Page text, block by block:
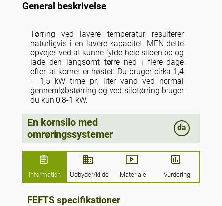
General beskrivelse
Tørring ved lavere temperatur resulterer
naturligvis i en lavere kapacitet, MEN dette
opvejes ved at kunne fylde hele siloen op og
lade den langsomt tørre ned i flere dage
efter, at kornet er høstet. Du bruger cirka 1,4
– 1,5 kW time pr. liter vand ved normal
gennemløbstørring og ved silotørring bruger
du kun 0,8-1 kW.
En kornsilo med
omrøringssystemer
da
Information Udbyder/kilde Materiale Vurdering
FEFTS specifikationer